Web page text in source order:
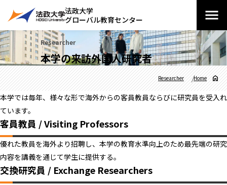
法政大学
グローバル教育センター
Researcher
本学の来訪外国人研究者
Home
Researcher
本学では毎年、様々な形で海外からの客員教員ならびに研究員を受入れ
ています。
客員教員 / Visiting Professors
優れた教員を海外より招聘し、本学の教育水準向上のため最先端の研究
内容を講義を通じて学生に提供する。
交換研究員 / Exchange Researchers